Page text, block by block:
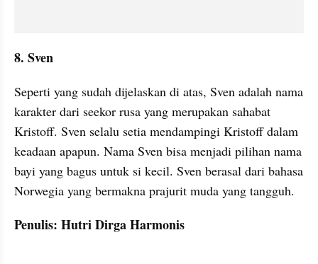
8. Sven
Seperti yang sudah dijelaskan di atas, Sven adalah nama
karakter dari seekor rusa yang merupakan sahabat
Kristoff. Sven selalu setia mendampingi Kristoff dalam
keadaan apapun. Nama Sven bisa menjadi pilihan nama
bayi yang bagus untuk si kecil. Sven berasal dari bahasa
Norwegia yang bermakna prajurit muda yang tangguh.
Penulis: Hutri Dirga Harmonis